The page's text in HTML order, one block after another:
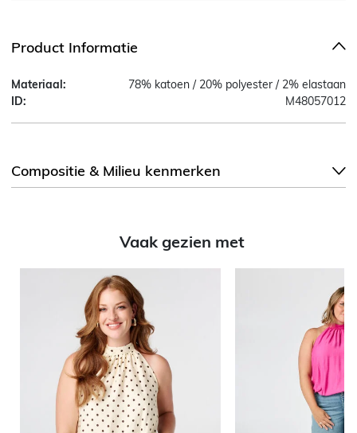
Product Informatie
Materiaal:
78% katoen / 20% polyester / 2% elastaan
ID:
M48057012
Compositie & Milieu kenmerken
Vaak gezien met